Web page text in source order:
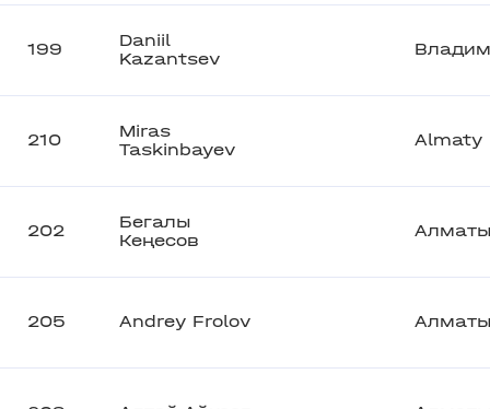
199
Daniil
Kazantsev
210
Miras
Taskinbayev
Almaty
202
Бегалы
Кеңесов
205 Andrey Frolov